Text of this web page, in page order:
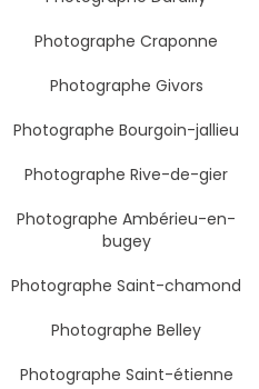
Photographe Craponne
Photographe Givors
Photographe Bourgoin-jallieu
Photographe Rive-de-gier
Photographe Ambérieu-en-
bugey
Photographe Saint-chamond
Photographe Belley
Photographe Saint-étienne